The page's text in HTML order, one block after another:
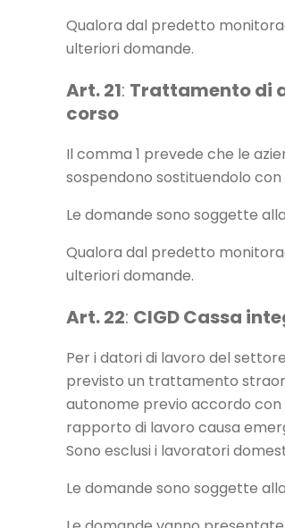
Qualora dal predetto
ulteriori domande.
Art. 21: Trattamento di
corso
Il comma 1 prevede che le
sospendono sostituendolo
Le domande sono soggette
Qualora dal predetto
ulteriori domande.
Art. 22: CIGD Cassa
Per i datori di lavoro del
previsto un trattamento
autonome previo accordo con
rapporto di lavoro causa
Sono esclusi i lavoratori
Le domande sono soggette